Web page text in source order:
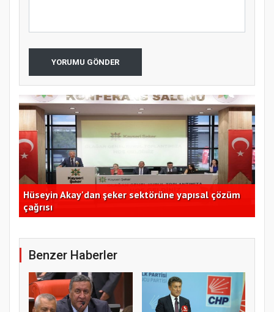
YORUMU GÖNDER
Hüseyin Akay'dan şeker sektörüne yapısal çözüm
çağrısı
Benzer Haberler